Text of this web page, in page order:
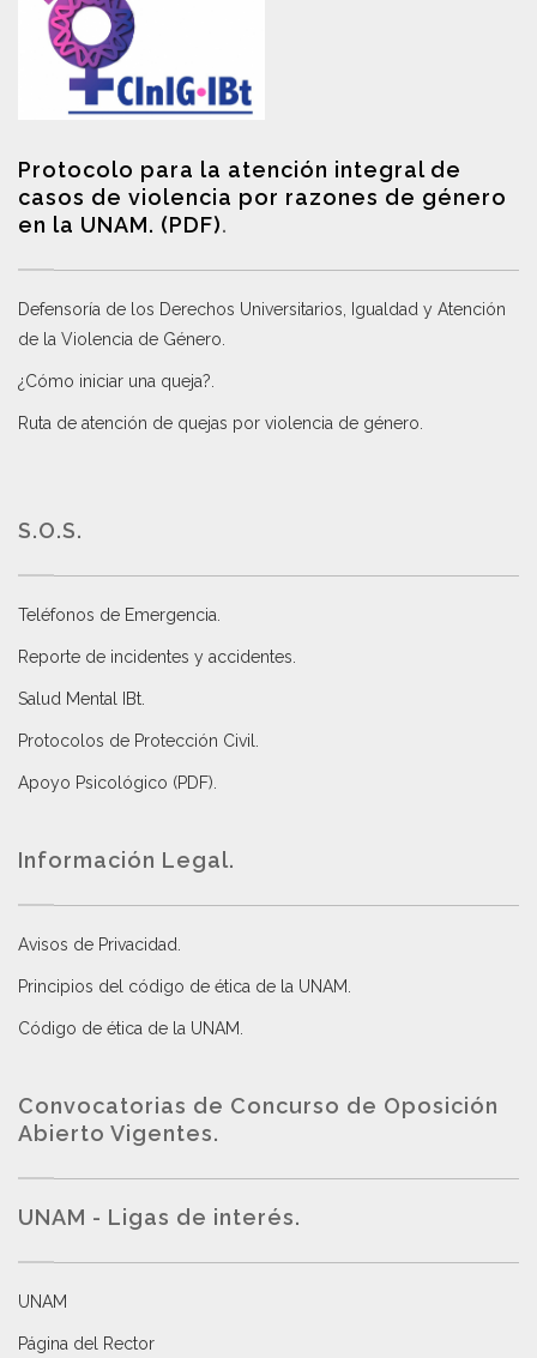
Protocolo para la atención integral de
casos de violencia por razones de género
en la UNAM. (PDF).
Defensoría de los Derechos Universitarios, Igualdad y Atención
de la Violencia de Género
¿Cómo iniciar una queja?
Ruta de atención de quejas por violencia de género
S.O.S.
Teléfonos de Emergencia.
Reporte de incidentes y accidentes
Salud Mental IBt
Protocolos de Protección Civil
Apoyo Psicológico (PDF)
Información Legal.
Avisos de Privacidad
Principios del código de ética de la UNAM
Código de ética de la UNAM
Convocatorias de Concurso de Oposición
Abierto Vigentes.
UNAM - Ligas de interés.
UNAM
Página del Rector